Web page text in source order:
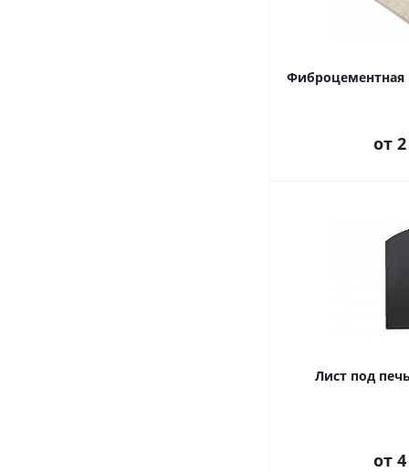
от
Лист под
от